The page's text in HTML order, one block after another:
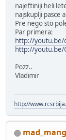
najeftiniji heli
najskuplji pasce
Pre nego sto
Par primera:
http://youtu.be/
http://youtu.be/
Pozz..
Vladimir
http://